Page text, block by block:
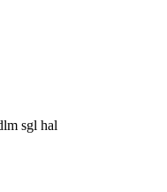
sgl hal